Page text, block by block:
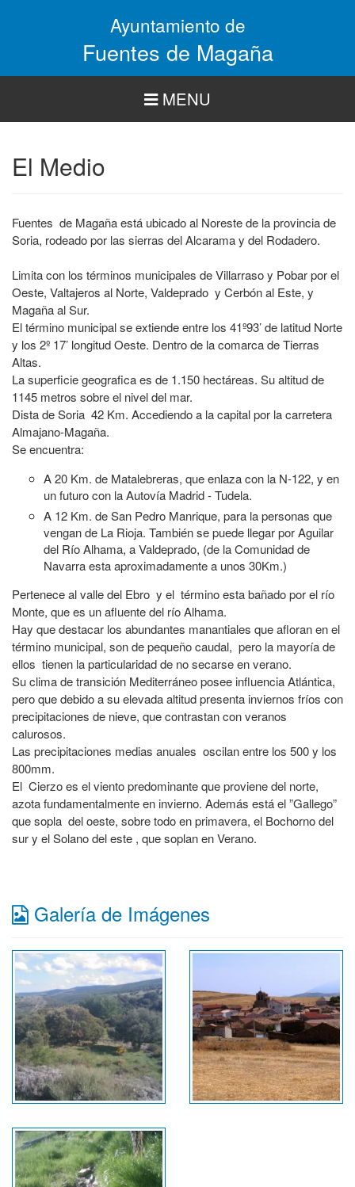
Ayuntamiento de
Fuentes de Magaña
MENU
El Medio
Fuentes de Magaña está ubicado al Noreste de la provincia de
Soria, rodeado por las sierras del Alcarama y del Rodadero.
Limita con los términos municipales de Villarraso y Pobar por el
Oeste, Valtajeros al Norte, Valdeprado y Cerbón al Este, y
Magaña al Sur.
El término municipal se extiende entre los 41º93’ de latitud Norte
y los 2º 17’ longitud Oeste. Dentro de la comarca de Tierras
Altas.
La superficie geografica es de 1.150 hectáreas. Su altitud de
1145 metros sobre el nivel del mar.
Dista de Soria 42 Km. Accediendo a la capital por la carretera
Almajano-Magaña.
Se encuentra:
A 20 Km. de Matalebreras, que enlaza con la N-122, y en
un futuro con la Autovía Madrid - Tudela.
A 12 Km. de San Pedro Manrique, para la personas que
vengan de La Rioja. También se puede llegar por Aguilar
del Río Alhama, a Valdeprado, (de la Comunidad de
Navarra esta aproximadamente a unos 30Km.)
Pertenece al valle del Ebro y el término esta bañado por el río
Monte, que es un afluente del río Alhama.
Hay que destacar los abundantes manantiales que afloran en el
término municipal, son de pequeño caudal, pero la mayoría de
ellos tienen la particularidad de no secarse en verano.
Su clima de transición Mediterráneo posee influencia Atlántica,
pero que debido a su elevada altitud presenta inviernos fríos con
precipitaciones de nieve, que contrastan con veranos
calurosos.
Las precipitaciones medias anuales oscilan entre los 500 y los
800mm.
El Cierzo es el viento predominante que proviene del norte,
azota fundamentalmente en invierno. Además está el ”Gallego”
que sopla del oeste, sobre todo en primavera, el Bochorno del
sur y el Solano del este , que soplan en Verano.
Galería de Imágenes